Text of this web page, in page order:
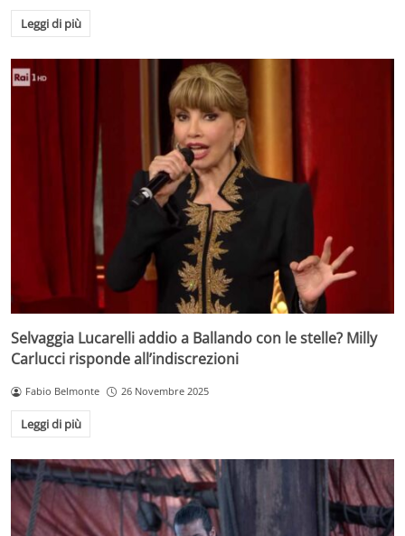
Leggi di più
Selvaggia Lucarelli addio a Ballando con le stelle? Milly
Carlucci risponde all’indiscrezioni
Fabio Belmonte 26 Novembre 2025
Leggi di più